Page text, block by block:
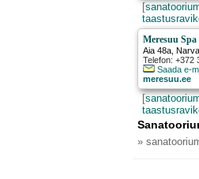
[
Meresuu
Aia 48a
Telefon: +372
Saada e-
meresuu.ee
[
»